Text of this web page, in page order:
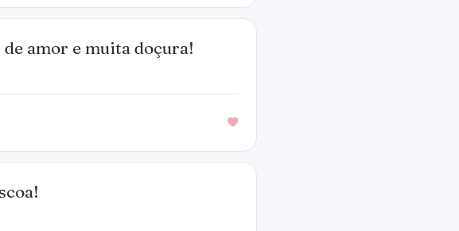
amor e muita doçura!